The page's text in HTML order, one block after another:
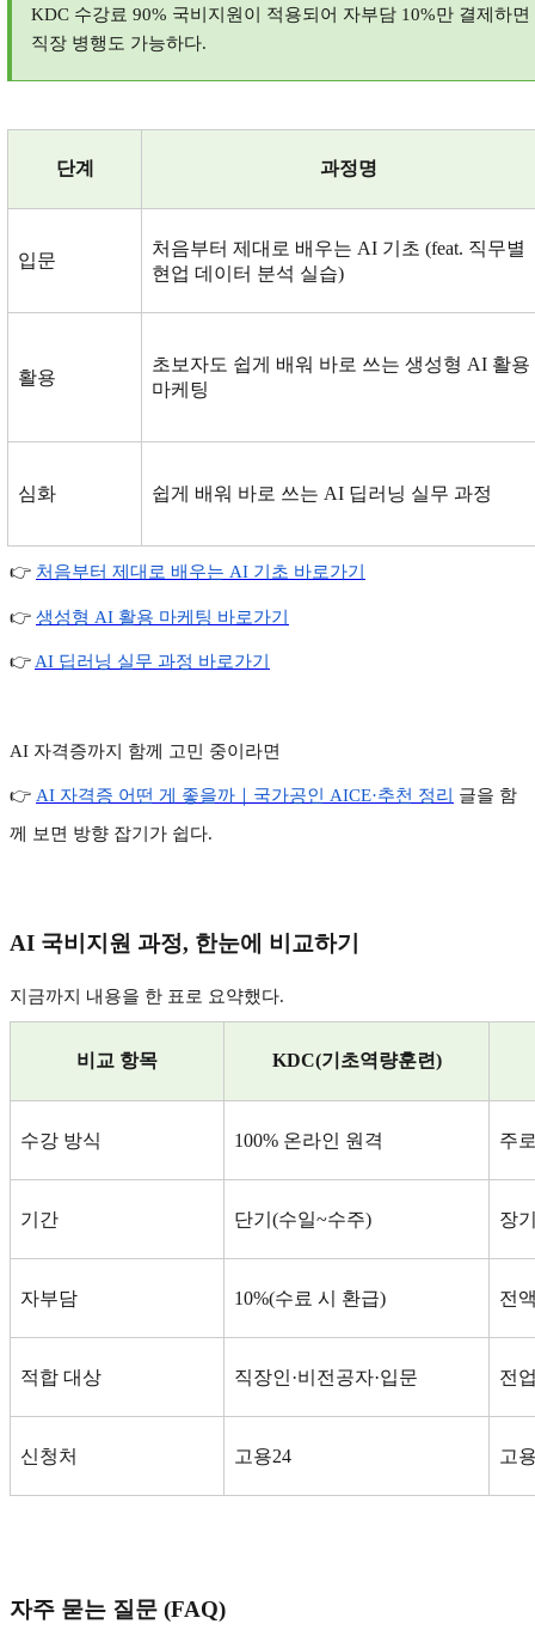
KDC 수강료 90% 국비지원이 적용되어 자부담 10%만 결제하면
직장 병행도 가능하다.
단계 과정명
입문
처음부터 제대로 배우는 AI 기초 (feat. 직무별
현업 데이터 분석 실습)
활용
초보자도 쉽게 배워 바로 쓰는 생성형 AI 활용
마케팅
심화 쉽게 배워 바로 쓰는 AI 딥러닝 실무 과정
👉 처음부터 제대로 배우는 AI 기초 바로가기
👉 생성형 AI 활용 마케팅 바로가기
👉 AI 딥러닝 실무 과정 바로가기
AI 자격증까지 함께 고민 중이라면
👉 AI 자격증 어떤 게 좋을까｜국가공인 AICE·추천 정리
글을 함
께 보면 방향 잡기가 쉽다.
AI 국비지원 과정, 한눈에 비교하기
지금까지 내용을 한 표로 요약했다.
비교 항목 KDC(기초역량훈련)
수강 방식 100% 온라인 원격 주
기간 단기 (수일~수주) 장
자부담 10%(수료 시 환급) 전
적합 대상 직장인·비전공자·입문 전
신청처 고용24 고
자주 묻는 질문 (FAQ)